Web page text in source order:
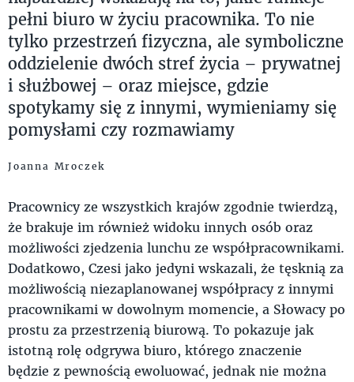
pełni biuro w życiu pracownika. To nie
tylko przestrzeń fizyczna, ale symboliczne
oddzielenie dwóch stref życia – prywatnej
i służbowej – oraz miejsce, gdzie
spotykamy się z innymi, wymieniamy się
pomysłami czy rozmawiamy
Joanna Mroczek
Pracownicy ze wszystkich krajów zgodnie twierdzą,
że brakuje im również widoku innych osób oraz
możliwości zjedzenia lunchu ze współpracownikami.
Dodatkowo, Czesi jako jedyni wskazali, że tęsknią za
możliwością niezaplanowanej współpracy z innymi
pracownikami w dowolnym momencie, a Słowacy po
prostu za przestrzenią biurową. To pokazuje jak
istotną rolę odgrywa biuro, którego znaczenie
będzie z pewnością ewoluować, jednak nie można